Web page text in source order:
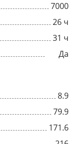
7000
26 ч
31 ч
Да
8.9
79.9
171.6